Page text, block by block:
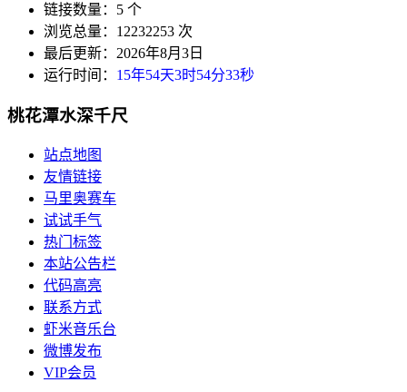
链接数量：5 个
浏览总量：12232253 次
最后更新：2026年8月3日
运行时间： 15年54天3时54分33秒
桃花潭水深千尺
站点地图
友情链接
马里奥赛车
试试手气
热门标签
本站公告栏
代码高亮
联系方式
虾米音乐台
微博发布
VIP会员